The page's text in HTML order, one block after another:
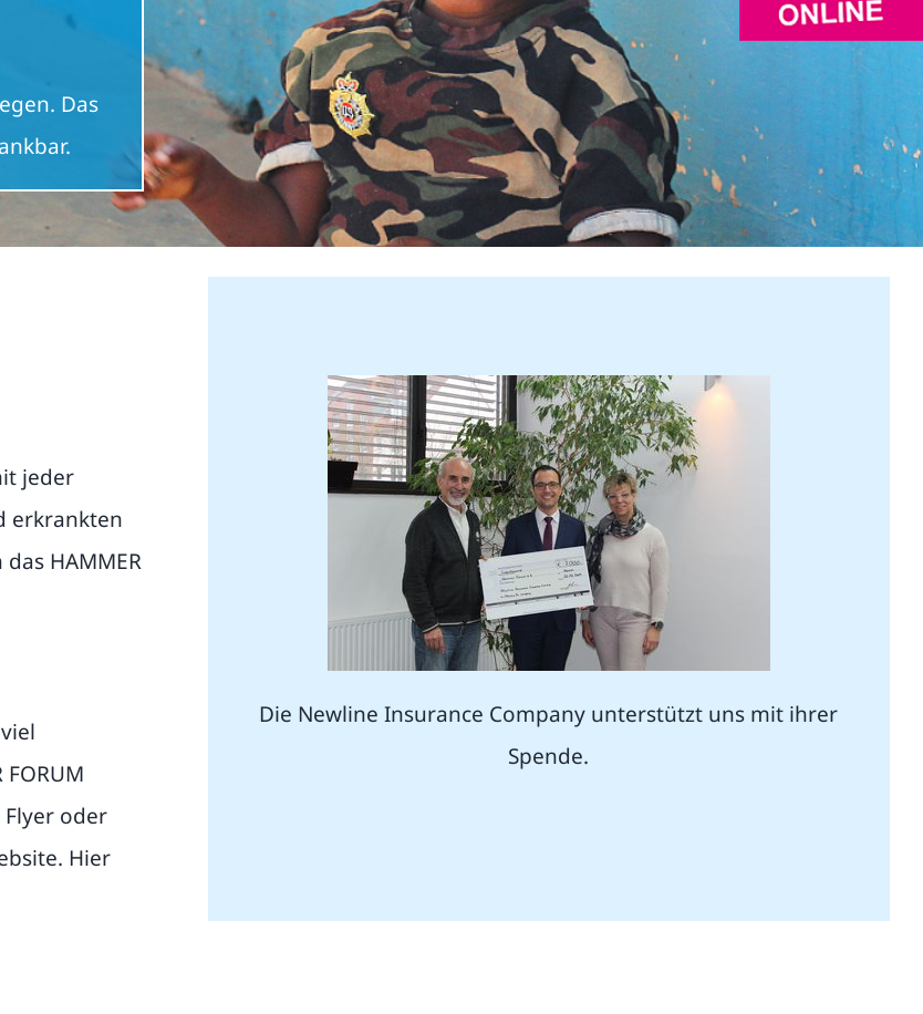
Das
jeder
erkrankten
HAMMER
oder
Hier
Die Newline Insurance Company unterstützt uns mit ihrer
Spende.